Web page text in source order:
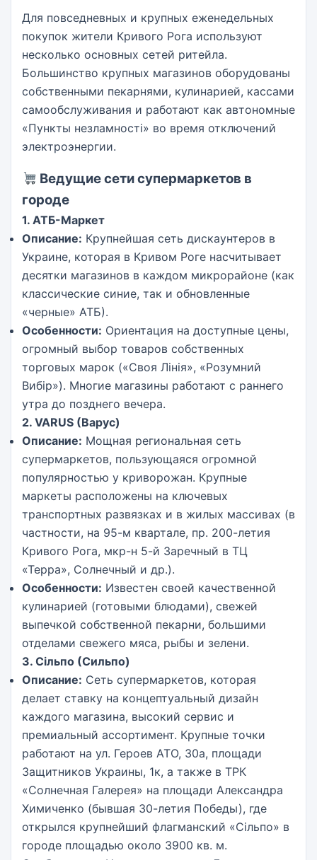
Для повседневных и крупных еженедельных
покупок жители Кривого Рога используют
несколько основных сетей ритейла.
Большинство крупных магазинов оборудованы
собственными пекарнями, кулинарией, кассами
самообслуживания и работают как автономные
«Пункты незламності» во время отключений
электроэнергии.
Ведущие сети супермаркетов в
городе
1. АТБ-Маркет
Описание: Крупнейшая сеть дискаунтеров в
Украине, которая в Кривом Роге насчитывает
десятки магазинов в каждом микрорайоне (как
классические синие, так и обновленные
«черные» АТБ).
Особенности: Ориентация на доступные цены,
огромный выбор товаров собственных
торговых марок («Своя Лінія», «Розумний
Вибір»). Многие магазины работают с раннего
утра до позднего вечера.
2. VARUS (Варус)
Описание: Мощная региональная сеть
супермаркетов, пользующаяся огромной
популярностью у криворожан. Крупные
маркеты расположены на ключевых
транспортных развязках и в жилых массивах (в
частности, на 95-м квартале, пр. 200-летия
Кривого Рога, мкр-н 5-й Заречный в ТЦ
«Терра», Солнечный и др.).
Особенности: Известен своей качественной
кулинарией (готовыми блюдами), свежей
выпечкой собственной пекарни, большими
отделами свежего мяса, рыбы и зелени.
3. Сільпо (Сильпо)
Описание: Сеть супермаркетов, которая
делает ставку на концептуальный дизайн
каждого магазина, высокий сервис и
премиальный ассортимент. Крупные точки
работают на ул. Героев АТО, 30а, площади
Защитников Украины, 1к, а также в ТРК
«Солнечная Галерея» на площади Александра
Химиченко (бывшая 30-летия Победы), где
открылся крупнейший флагманский «Сільпо» в
городе площадью около 3900 кв. м.